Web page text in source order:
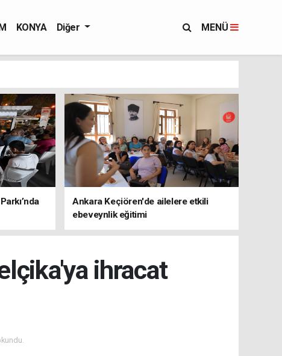
KONYA Diğer MENÜ
Ankara Keçiören'de ailelere etkili
ebeveynlik eğitimi
ihracat